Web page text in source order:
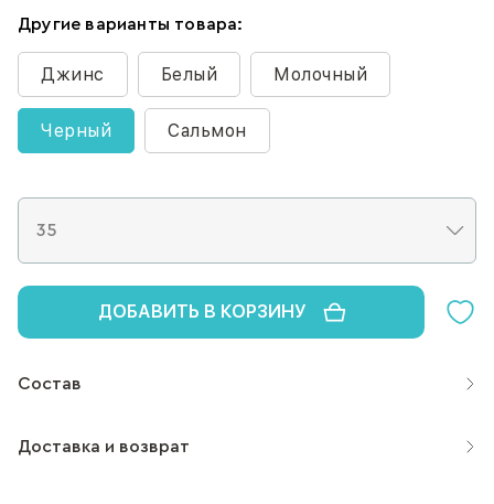
Другие варианты товара:
Джинс Белый Молочный
Черный Сальмон
ДОБАВИТЬ В КОРЗИНУ
Состав
Доставка и возврат